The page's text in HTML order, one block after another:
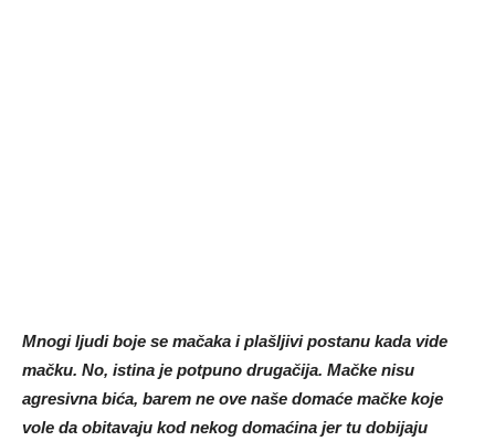
Mnogi ljudi boje se mačaka i plašljivi postanu kada vide
mačku. No, istina je potpuno drugačija. Mačke nisu
agresivna bića, barem ne ove naše domaće mačke koje
vole da obitavaju kod nekog domaćina jer tu dobijaju